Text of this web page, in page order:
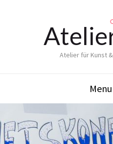
Atelier für Kunst
Menu